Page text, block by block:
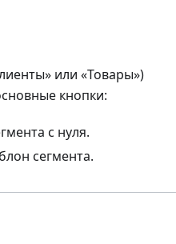
или «Товары»)
кнопки:
с нуля.
сегмента.